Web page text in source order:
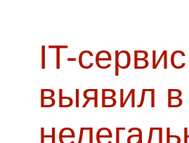
IT-
выявил